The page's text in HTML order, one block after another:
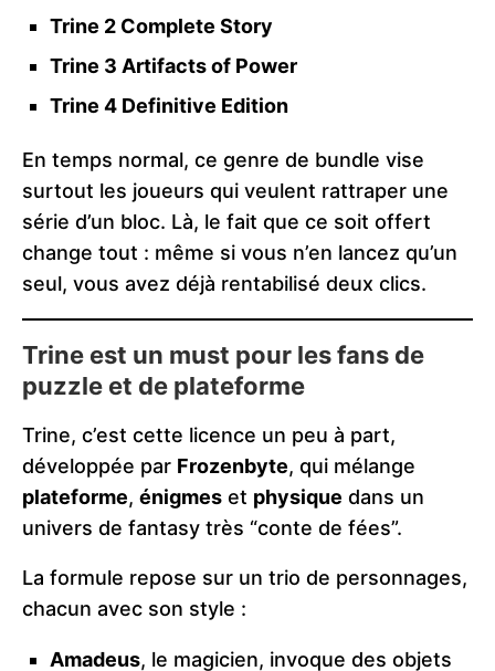
Trine 2 Complete Story
Trine 3 Artifacts of Power
Trine 4 Definitive Edition
En temps normal, ce genre de bundle vise
surtout les joueurs qui veulent rattraper une
série d’un bloc. Là, le fait que ce soit offert
change tout : même si vous n’en lancez qu’un
seul, vous avez déjà rentabilisé deux clics.
Trine est un must pour les fans de
puzzle et de plateforme
Trine, c’est cette licence un peu à part,
développée par Frozenbyte, qui mélange
plateforme, énigmes et physique dans un
univers de fantasy très “conte de fées”.
La formule repose sur un trio de personnages,
chacun avec son style :
Amadeus, le magicien, invoque des objets